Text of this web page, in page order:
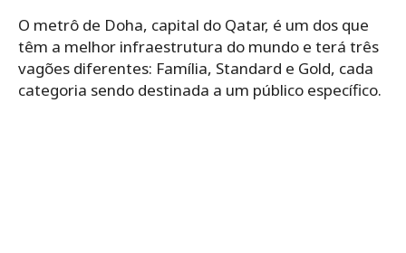
O metrô de Doha, capital do Qatar, é um dos que
têm a melhor infraestrutura do mundo e terá três
vagões diferentes: Família, Standard e Gold, cada
categoria sendo destinada a um público específico.